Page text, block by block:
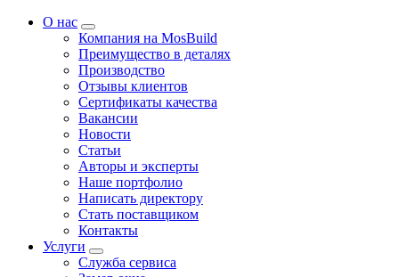
О нас
Компания на MosBuild
Преимущество в деталях
Производство
Отзывы клиентов
Сертификаты качества
Вакансии
Новости
Статьи
Авторы и эксперты
Нашe портфолио
Написать директору
Стать поставщиком
Контакты
Услуги
Служба сервиса